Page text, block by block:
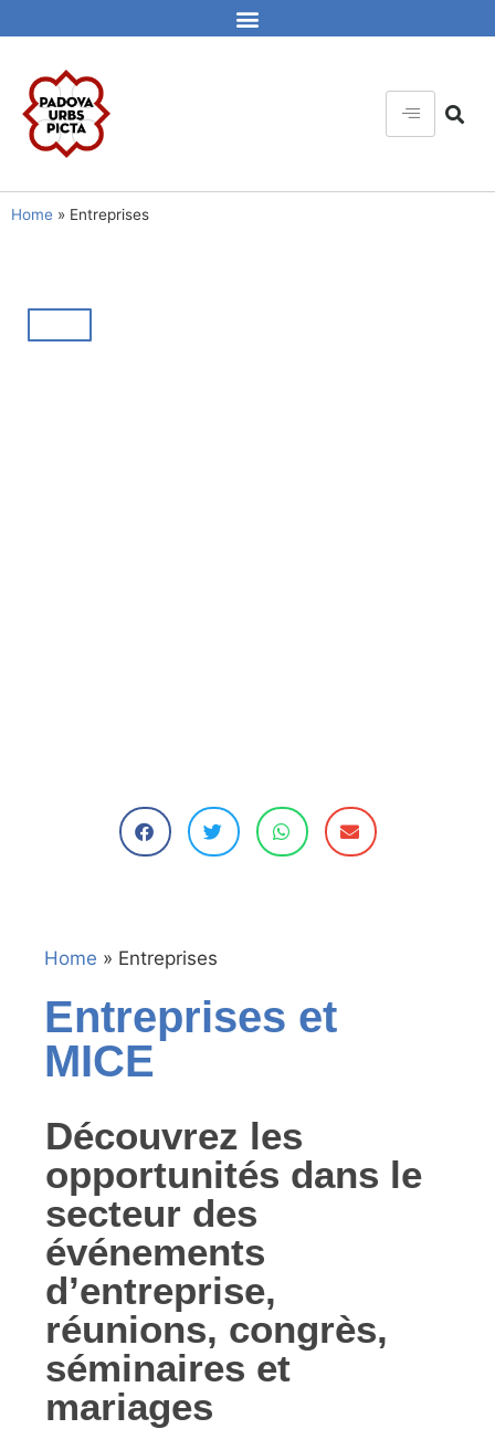
Home » Entreprises
Home » Entreprises
Entreprises et
MICE
Découvrez les
opportunités dans le
secteur des
événements
d’entreprise,
réunions, congrès,
séminaires et
mariages